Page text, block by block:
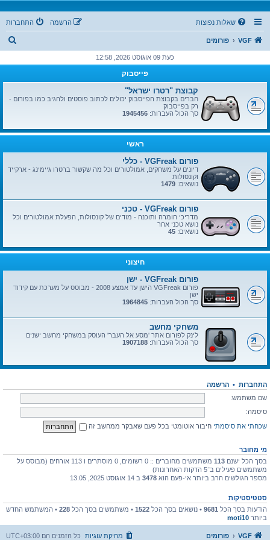
שאלות נפוצות התחברות הרשמה
VGF פורומים
ו
כעת 09 אוגוסט 2026, 12:58
פייסבוק
קבוצת "רטרו ישראל"
חברים בקבוצת הפייסבוק יכולים לכתוב פוסטים ולהגיב כמו בפורום -
רק בפייסבוק
סך הכול העברות: 1945456
ראשי
פורום VGFreak - כללי
דיונים על משחקים, אמולטורים וכל מה שקשור ברטרו גיימינג - ארקייד
וקונסולות
נושאים: 1479
פורום VGFreak - טכני
מדריכי חומרה ותוכנה - מודים של קונסולות, הפעלת אמולטורים וכל
נושא טכני אחר
נושאים: 45
חיצוני
פורום VGFreak - ישן
פורום VGFreak הישן עד אמצע 2008 - מבוסס על מערכת עם קידוד
ישן
סך הכול העברות: 1964845
משחקי מחשב
לינק לפורום אתר 'מסע אל העבר' העוסק במשחקי מחשב ישנים
סך הכול העברות: 1907188
התחברות • הרשמה
שם משתמש:
סיסמה:
שכחתי את סיסמתי חיבור אוטומטי בכל פעם שאבקר ממחשב זה
מי מחובר
בסך הכל ישנם 113
משתמשים מחוברים :: 0 רשומים, 0 מוסתרים ו 113 אורחים (מבוסס על
משתמשים פעילים ב־5 הדקות האחרונות)
מספר הגולשים הרב ביותר אי-פעם הוא 3478 ב 14 אוגוסט 2025, 13:05
סטטיסטיקות
הודעות בסך הכל 9681 • נושאים בסך הכל 1522 • משתמשים בסך הכל 228 • המשתמש החדש
ביותר moti10
VGF פורומים כל הזמנים הם UTC+03:00 מחיקת עוגיות